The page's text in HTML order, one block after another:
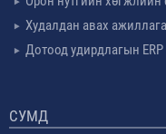
Худалдан авах
Дотоод удирдлагын ERP
СУМД